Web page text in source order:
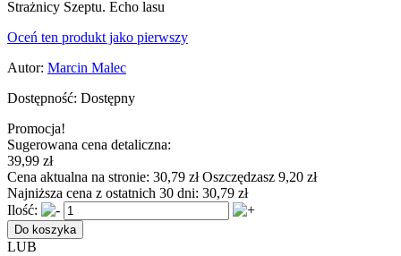
Strażnicy Szeptu. Echo lasu
Oceń ten produkt jako pierwszy
Autor: Marcin Malec
Dostępność: Dostępny
Promocja!
Sugerowana cena detaliczna:
39,99 zł
Cena aktualna na stronie: 30,79 złOszczędzasz 9,20 zł
Najniższa cena z ostatnich 30 dni: 30,79 zł
Ilość:
Do koszyka
LUB